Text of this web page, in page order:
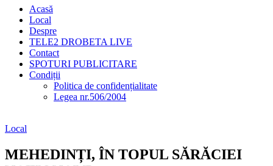
Acasă
Local
Despre
TELE2 DROBETA LIVE
Contact
SPOTURI PUBLICITARE
Condiții
Politica de confidențialitate
Legea nr.506/2004
Local
MEHEDINȚI, ÎN TOPUL SĂRĂCIEI